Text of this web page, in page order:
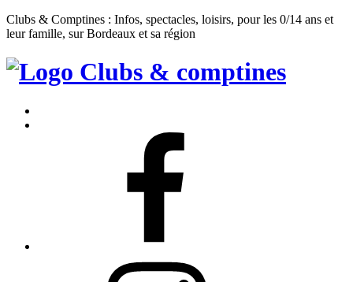
Clubs & Comptines : Infos, spectacles, loisirs, pour les 0/14 ans et
leur famille, sur Bordeaux et sa région
Clubs
Comptines